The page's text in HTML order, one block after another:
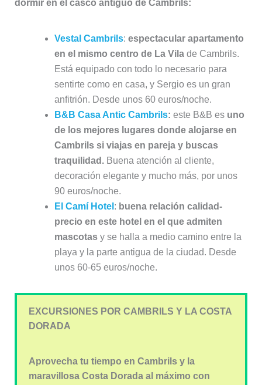
dormir en el casco antiguo de Cambrils:
Vestal Cambrils: espectacular apartamento
en el mismo centro de La Vilade Cambrils.
Está equipado con todo lo necesario para
sentirte como en casa, y Sergio es un gran
anfitrión. Desde unos 60 euros/noche.
B&B Casa Antic Cambrils: este B&B esuno
de los mejores lugares donde alojarse en
Cambrils si viajas en pareja y buscas
traquilidad.Buena atención al cliente,
decoración elegante y mucho más, por unos
90 euros/noche.
El Camí Hotel : buena relación calidad-
precio en este hotel en el que admiten
mascotasy se halla a medio camino entre la
playa y la parte antigua de la ciudad. Desde
unos 60-65 euros/noche.
EXCURSIONES POR CAMBRILS Y LA COSTA
DORADA
Aprovecha tu tiempo en Cambrils y la
maravillosa Costa Dorada al máximo con